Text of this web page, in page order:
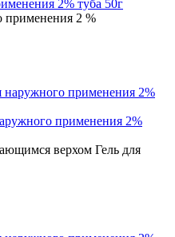
2% туба 50г
применения 2 %
применения 2%
верхом Гель для